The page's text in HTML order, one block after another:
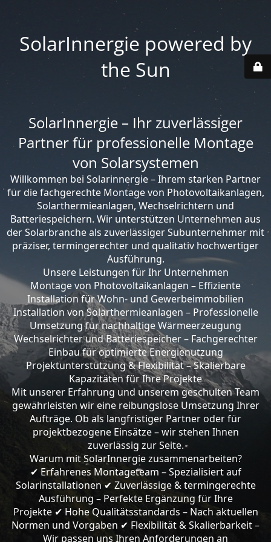
SolarInnergie powered by
the Sun
SolarInnergie – Ihr zuverlässiger
Partner für professionelle Montage
von Solarsystemen
Willkommen bei Solarinnergie – Ihrem starken Partner
für die fachgerechte Montage von Photovoltaikanlagen,
Solarthermieanlagen, Wechselrichtern und
Batteriespeichern. Wir unterstützen Unternehmen aus
der Solarbranche als zuverlässiger Subunternehmer mit
präziser, termingerechter und qualitativ hochwertiger
Ausführung.
Unsere Leistungen für Ihr Unternehmen
Montage von Photovoltaikanlagen – Effiziente
Installation für Wohn- und Gewerbeimmobilien
Installation von Solarthermieanlagen – Professionelle
Umsetzung für nachhaltige Wärmeerzeugung
Wechselrichter und Batteriespeicher – Fachgerechter
Einbau für optimierte Energienutzung
Projektunterstützung & Flexibilität – Skalierbare
Kapazitäten für Ihre Projekte
Mit unserer Erfahrung und unserem geschulten Team
gewährleisten wir eine reibungslose Umsetzung Ihrer
Aufträge. Ob als langfristiger Partner oder für
projektbezogene Einsätze – wir stehen Ihnen
zuverlässig zur Seite.
Warum mit SolarInnergie zusammenarbeiten?
✔ Erfahrenes Montageteam – Spezialisiert auf
Solarinstallationen ✔ Zuverlässige & termingerechte
Ausführung – Perfekte Ergänzung für Ihre
Projekte ✔ Hohe Qualitätsstandards – Nach aktuellen
Normen und Vorgaben ✔ Flexibilität & Skalierbarkeit –
Wir passen uns Ihren Anforderungen an